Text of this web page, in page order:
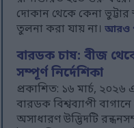
দোকান থেকে কেনা
তুলনা করা যায় না।আরও
বারডক চাষ: বীজ
সম্পূর্ণ নির্দেশিকা
প্রকাশিত: ১৬ মার্চ,
বারডক বিশ্বব্যাপী
অসাধারণ উদ্ভিদটি